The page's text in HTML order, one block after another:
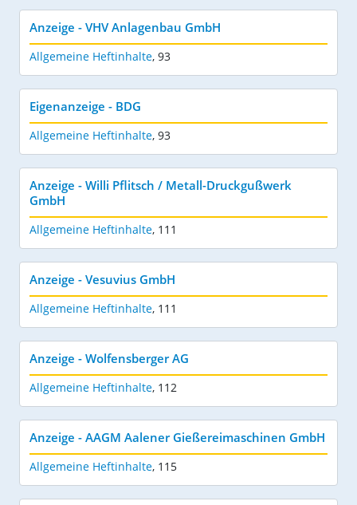
Anzeige - VHV Anlagenbau GmbH
Allgemeine Heftinhalte, 93
Eigenanzeige - BDG
Allgemeine Heftinhalte, 93
Anzeige - Willi Pflitsch / Metall-Druckgußwerk
GmbH
Allgemeine Heftinhalte, 111
Anzeige - Vesuvius GmbH
Allgemeine Heftinhalte, 111
Anzeige - Wolfensberger AG
Allgemeine Heftinhalte, 112
Anzeige - AAGM Aalener Gießereimaschinen GmbH
Allgemeine Heftinhalte, 115